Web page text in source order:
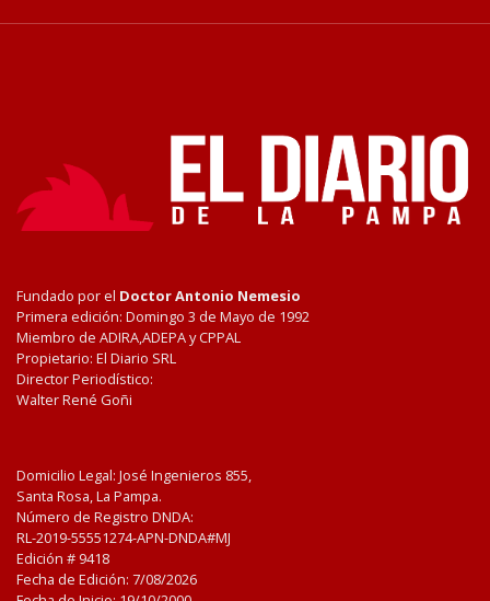
Fundado por el Doctor Antonio Nemesio
Primera edición: Domingo 3 de Mayo de 1992
Miembro de ADIRA,ADEPA y CPPAL
Propietario: El Diario SRL
Director Periodístico:
Walter René Goñi
Domicilio Legal: José Ingenieros 855,
Santa Rosa, La Pampa.
Número de Registro DNDA:
RL-2019-55551274-APN-DNDA#MJ
Edición # 9418
Fecha de Edición: 7/08/2026